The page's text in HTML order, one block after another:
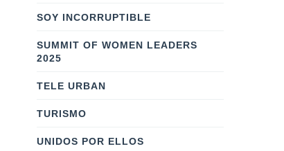
SOY INCORRUPTIBLE
SUMMIT OF WOMEN LEADERS
2025
TELE URBAN
TURISMO
UNIDOS POR ELLOS